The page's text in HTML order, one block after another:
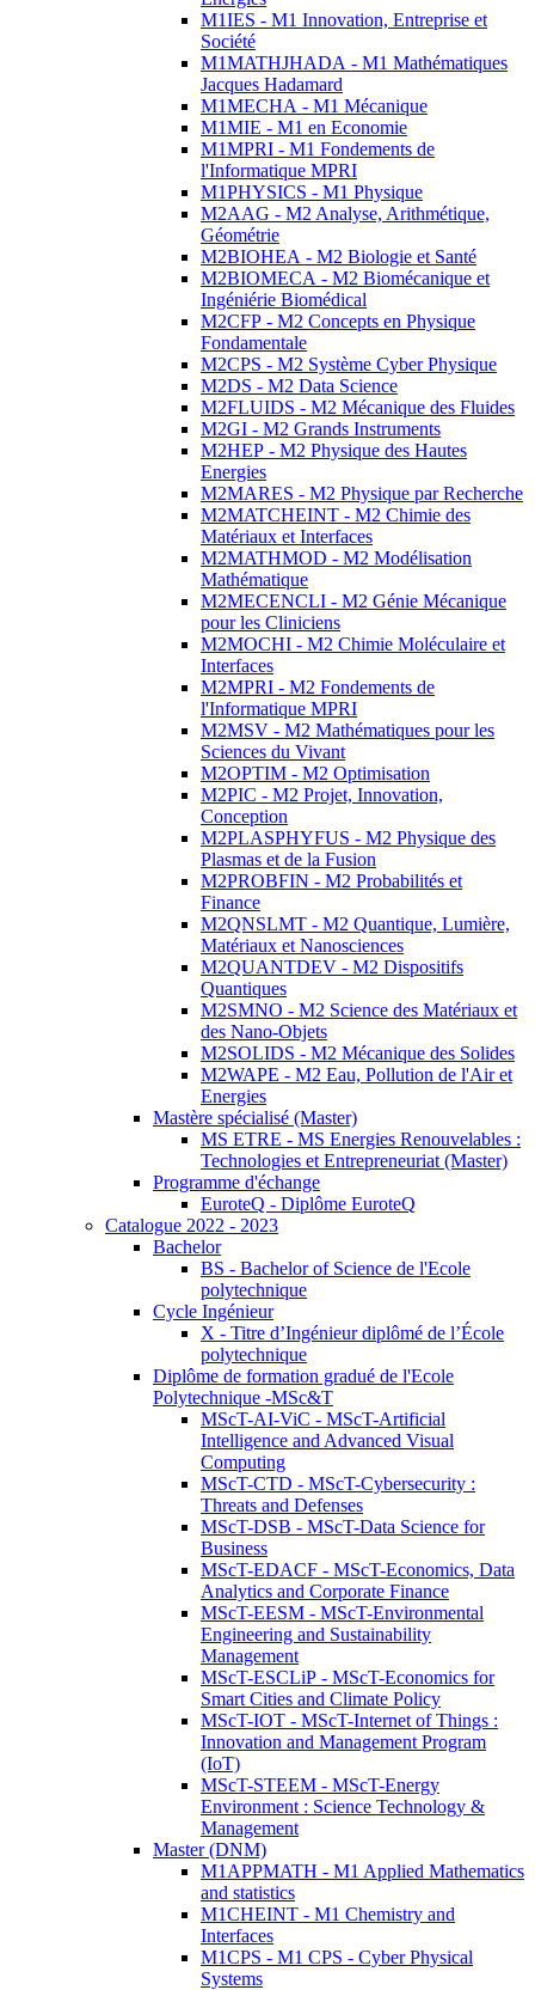
M1IES - M1 Innovation, Entreprise et
Société
M1MATHJHADA - M1 Mathématiques
Jacques Hadamard
M1MECHA - M1 Mécanique
M1MIE - M1 en Economie
M1MPRI - M1 Fondements de
l'Informatique MPRI
M1PHYSICS - M1 Physique
M2AAG - M2 Analyse, Arithmétique,
Géométrie
M2BIOHEA - M2 Biologie et Santé
M2BIOMECA - M2 Biomécanique et
Ingéniérie Biomédical
M2CFP - M2 Concepts en Physique
Fondamentale
M2CPS - M2 Système Cyber Physique
M2DS - M2 Data Science
M2FLUIDS - M2 Mécanique des Fluides
M2GI - M2 Grands Instruments
M2HEP - M2 Physique des Hautes
Energies
M2MARES - M2 Physique par Recherche
M2MATCHEINT - M2 Chimie des
Matériaux et Interfaces
M2MATHMOD - M2 Modélisation
Mathématique
M2MECENCLI - M2 Génie Mécanique
pour les Cliniciens
M2MOCHI - M2 Chimie Moléculaire et
Interfaces
M2MPRI - M2 Fondements de
l'Informatique MPRI
M2MSV - M2 Mathématiques pour les
Sciences du Vivant
M2OPTIM - M2 Optimisation
M2PIC - M2 Projet, Innovation,
Conception
M2PLASPHYFUS - M2 Physique des
Plasmas et de la Fusion
M2PROBFIN - M2 Probabilités et
Finance
M2QNSLMT - M2 Quantique, Lumière,
Matériaux et Nanosciences
M2QUANTDEV - M2 Dispositifs
Quantiques
M2SMNO - M2 Science des Matériaux et
des Nano-Objets
M2SOLIDS - M2 Mécanique des Solides
M2WAPE - M2 Eau, Pollution de l'Air et
Energies
Mastère spécialisé (Master)
MS ETRE - MS Energies Renouvelables :
Technologies et Entrepreneuriat (Master)
Programme d'échange
EuroteQ - Diplôme EuroteQ
Catalogue 2022 - 2023
Bachelor
BS - Bachelor of Science de l'Ecole
polytechnique
Cycle Ingénieur
X - Titre d’Ingénieur diplômé de l’École
polytechnique
Diplôme de formation gradué de l'Ecole
Polytechnique -MSc&T
MScT-AI-ViC - MScT-Artificial
Intelligence and Advanced Visual
Computing
MScT-CTD - MScT-Cybersecurity :
Threats and Defenses
MScT-DSB - MScT-Data Science for
Business
MScT-EDACF - MScT-Economics, Data
Analytics and Corporate Finance
MScT-EESM - MScT-Environmental
Engineering and Sustainability
Management
MScT-ESCLiP - MScT-Economics for
Smart Cities and Climate Policy
MScT-IOT - MScT-Internet of Things :
Innovation and Management Program
(IoT)
MScT-STEEM - MScT-Energy
Environment : Science Technology &
Management
Master (DNM)
M1APPMATH - M1 Applied Mathematics
and statistics
M1CHEINT - M1 Chemistry and
Interfaces
M1CPS - M1 CPS - Cyber Physical
Systems